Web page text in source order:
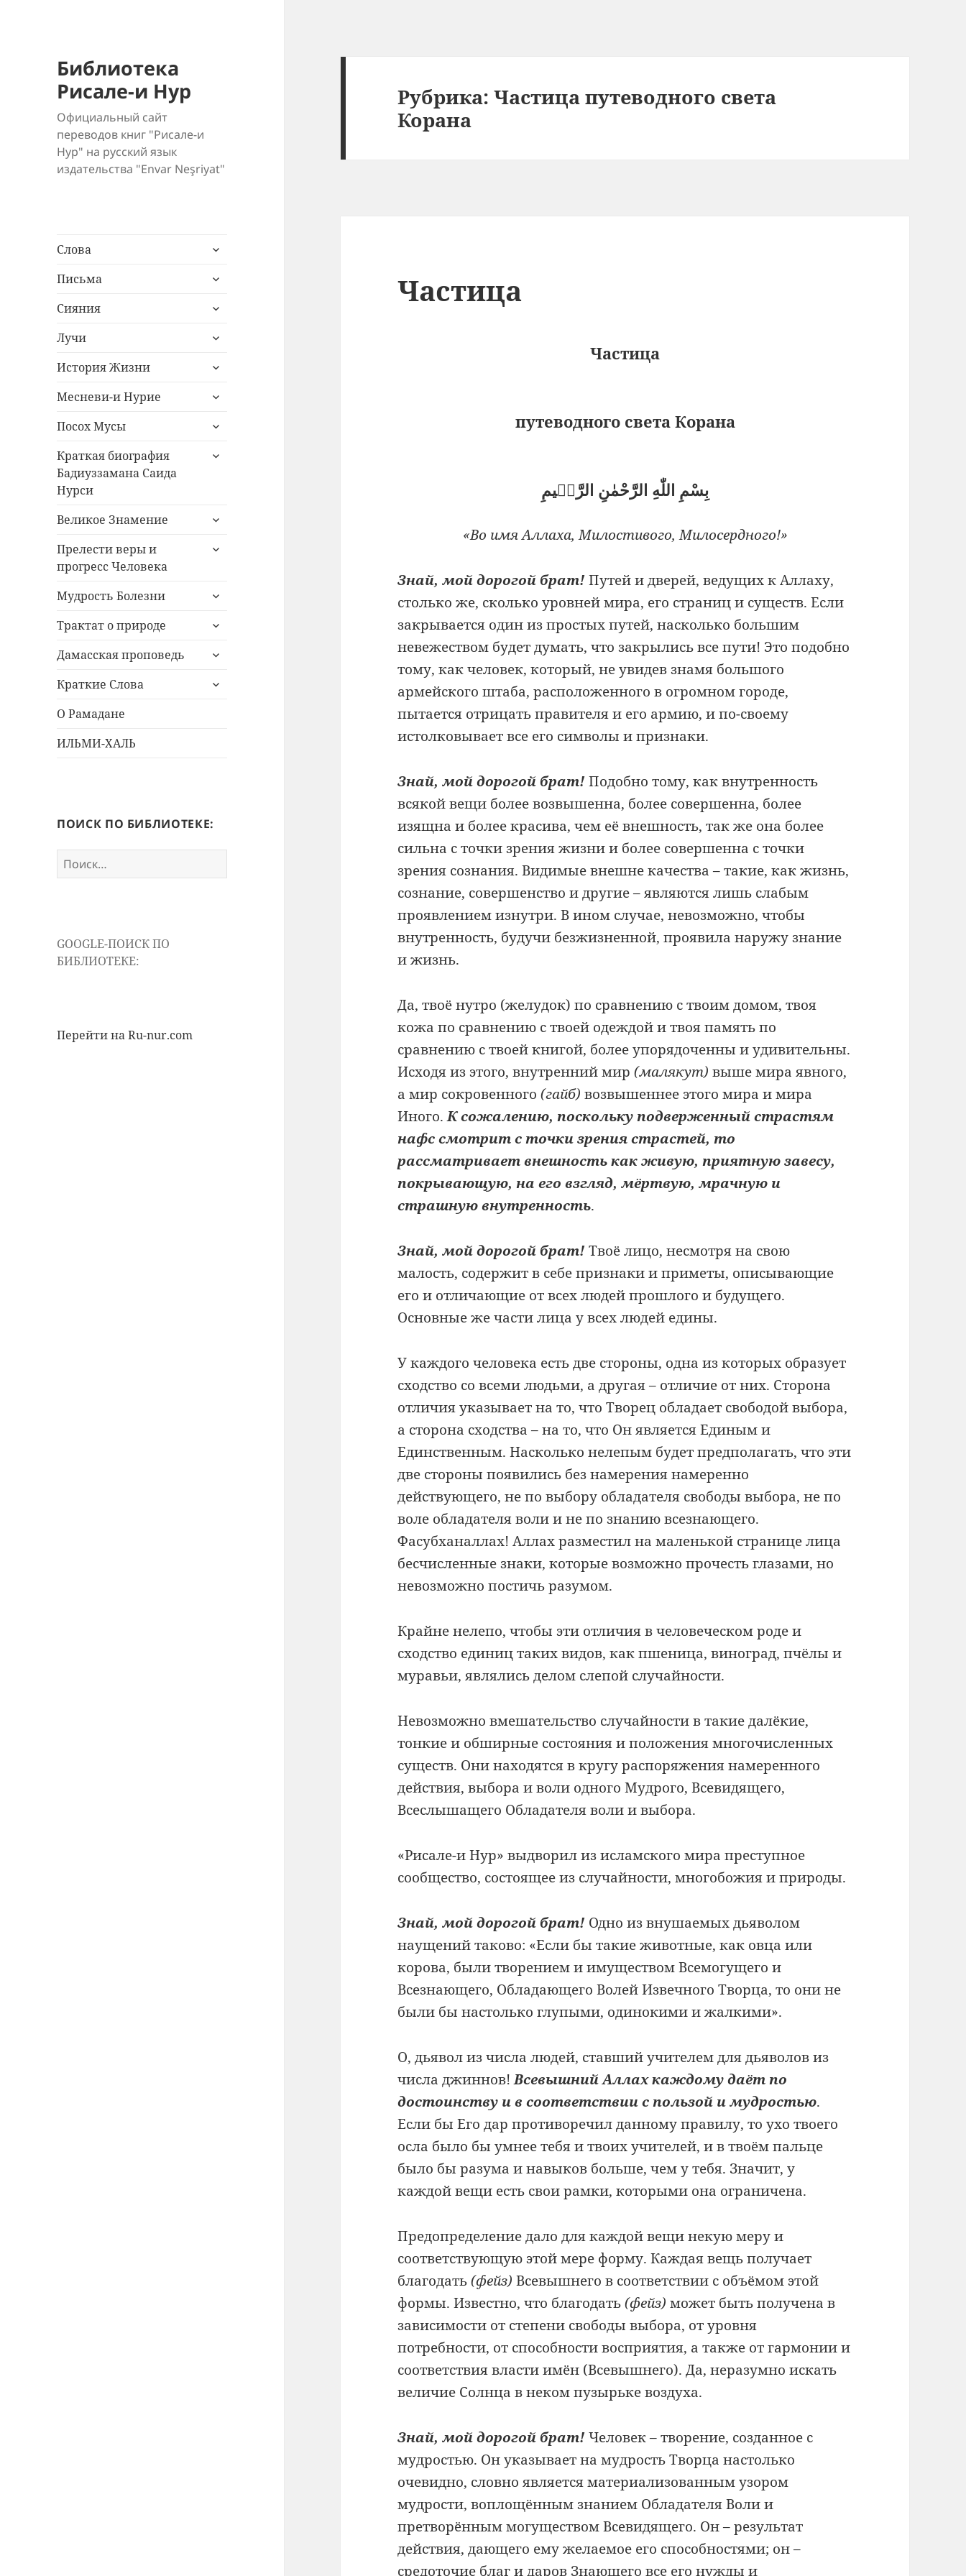
Библиотека
Рисале-и Нур
Официальный сайт
переводов книг "Рисале-и
Нур" на русский язык
издательства "Envar Neşriyat"
Слова
раскрыть
меню
Письма
раскрыть
меню
Сияния
раскрыть
меню
Лучи
раскрыть
меню
История Жизни
раскрыть
меню
Месневи-и Нурие
раскрыть
меню
Посох Мусы
раскрыть
меню
Краткая биография
Бадиуззамана Саида
Нурси
раскрыть
Великое Знамение
раскрыть
меню
Прелести веры и
прогресс Человека
раскрыть
Мудрость Болезни
раскрыть
меню
Трактат о природе
раскрыть
меню
Дамасская проповедь
раскрыть
меню
Краткие Слова
раскрыть
О Рамадане
ИЛЬМИ-ХАЛЬ
ПОИСК ПО БИБЛИОТЕКЕ:
Найти:
GOOGLE-ПОИСК ПО
БИБЛИОТЕКЕ:
Перейти на Ru-nur.com
Рубрика:Частица путеводного света
Корана
Частица
Частица
путеводного света Корана
بِسْمِ اللّٰهِ الرَّحْمٰنِ الرَّحٖيمِ
«Во имя Аллаха, Милостивого, Милосердного!»
Знай, мой дорогой брат!Путей и дверей, ведущих к Аллаху,
столько же, сколько уровней мира, его страниц и существ. Если
закрывается один из простых путей, насколько большим
невежеством будет думать, что закрылись все пути! Это подобно
тому, как человек, который, не увидев знамя большого
армейского штаба, расположенного в огромном городе,
пытается отрицать правителя и его армию, и по-своему
истолковывает все его символы и признаки.
Знай, мой дорогой брат!Подобно тому, как внутренность
всякой вещи более возвышенна, более совершенна, более
изящна и более красива, чем её внешность, так же она более
сильна с точки зрения жизни и более совершенна с точки
зрения сознания. Видимые внешне качества – такие, как жизнь,
сознание, совершенство и другие – являются лишь слабым
проявлением изнутри. В ином случае, невозможно, чтобы
внутренность, будучи безжизненной, проявила наружу знание
и жизнь.
Да, твоё нутро (желудок) по сравнению с твоим домом, твоя
кожа по сравнению с твоей одеждой и твоя память по
сравнению с твоей книгой, более упорядоченны и удивительны.
Исходя из этого, внутренний мир(малякут) выше мира явного,
а мир сокровенного(гайб) возвышеннее этого мира и мира
Иного.К сожалению, поскольку подверженный страстям
нафс смотрит с точки зрения страстей, то
рассматривает внешность как живую, приятную завесу,
покрывающую, на его взгляд, мёртвую, мрачную и
страшную внутренность.
Знай, мой дорогой брат!Твоё лицо, несмотря на свою
малость, содержит в себе признаки и приметы, описывающие
его и отличающие от всех людей прошлого и будущего.
Основные же части лица у всех людей едины.
У каждого человека есть две стороны, одна из которых образует
сходство со всеми людьми, а другая – отличие от них. Сторона
отличия указывает на то, что Творец обладает свободой выбора,
а сторона сходства – на то, что Он является Единым и
Единственным. Насколько нелепым будет предполагать, что эти
две стороны появились без намерения намеренно
действующего, не по выбору обладателя свободы выбора, не по
воле обладателя воли и не по знанию всезнающего.
Фасубханаллах! Аллах разместил на маленькой странице лица
бесчисленные знаки, которые возможно прочесть глазами, но
невозможно постичь разумом.
Крайне нелепо, чтобы эти отличия в человеческом роде и
сходство единиц таких видов, как пшеница, виноград, пчёлы и
муравьи, являлись делом слепой случайности.
Невозможно вмешательство случайности в такие далёкие,
тонкие и обширные состояния и положения многочисленных
существ. Они находятся в кругу распоряжения намеренного
действия, выбора и воли одного Мудрого, Всевидящего,
Всеслышащего Обладателя воли и выбора.
«Рисале-и Нур» выдворил из исламского мира преступное
сообщество, состоящее из случайности, многобожия и природы.
Знай, мой дорогой брат! Одно из внушаемых дьяволом
наущений таково: «Если бы такие животные, как овца или
корова, были творением и имуществом Всемогущего и
Всезнающего, Обладающего Волей Извечного Творца, то они не
были бы настолько глупыми, одинокими и жалкими».
О, дьявол из числа людей, ставший учителем для дьяволов из
числа джиннов!Всевышний Аллах каждому даёт по
достоинству и в соответствии с пользой и мудростью.
Если бы Его дар противоречил данному правилу, то ухо твоего
осла было бы умнее тебя и твоих учителей, и в твоём пальце
было бы разума и навыков больше, чем у тебя. Значит, у
каждой вещи есть свои рамки, которыми она ограничена.
Предопределение дало для каждой вещи некую меру и
соответствующую этой мере форму. Каждая вещь получает
благодать(фейз) Всевышнего в соответствии с объёмом этой
формы. Известно, что благодать(фейз) может быть получена в
зависимости от степени свободы выбора, от уровня
потребности, от способности восприятия, а также от гармонии и
соответствия власти имён (Всевышнего). Да, неразумно искать
величие Солнца в неком пузырьке воздуха.
Знай, мой дорогой брат!Человек – творение, созданное с
мудростью. Он указывает на мудрость Творца настолько
очевидно, словно является материализованным узором
мудрости, воплощённым знанием Обладателя Воли и
претворённым могуществом Всевидящего. Он – результат
действия, дающего ему желаемое его способностями; он –
средоточие благ и даров Знающего все его нужды и